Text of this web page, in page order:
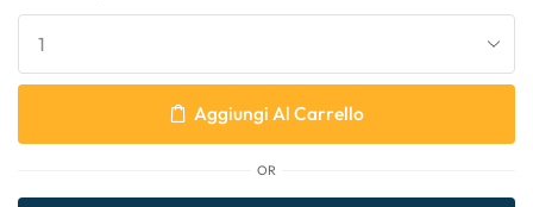
Aggiungi Al Carrello
OR